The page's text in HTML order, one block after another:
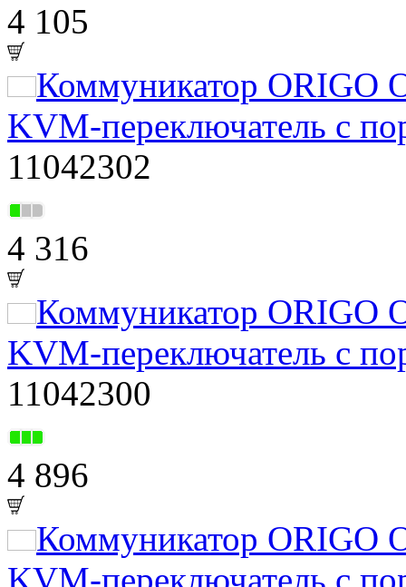
4 105
Коммуникатор ORIGO
KVM-переключатель с
11042302
4 316
Коммуникатор ORIGO
KVM-переключатель с
11042300
4 896
Коммуникатор ORIGO
KVM-переключатель с